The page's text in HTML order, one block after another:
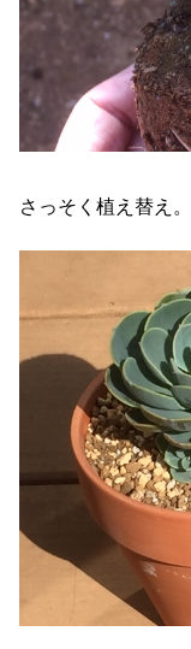
さっそく植え替え。